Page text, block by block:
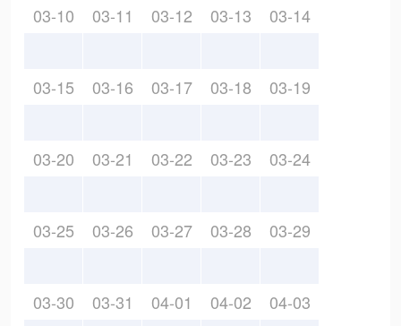
03-10 03-11 03-12 03-13 03-14
03-15 03-16 03-17 03-18 03-19
03-20 03-21 03-22 03-23 03-24
03-25 03-26 03-27 03-28 03-29
03-30 03-31 04-01 04-02 04-03